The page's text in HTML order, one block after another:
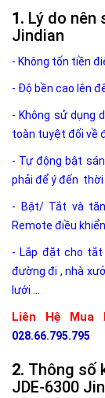
Lý do nên
Jindian
- Không tốn tiền
- Độ bền cao lên
- Không sử dụng
toàn tuyệt đối về
- Tự động bật
phải để ý đến thời
- Bật/ Tắt và
Remote điều
- Lắp đặt cho tắt
đường đi , nhà
lưới ...
Liên Hệ Mua
028.66.795.795
Thông số
JDE-6300